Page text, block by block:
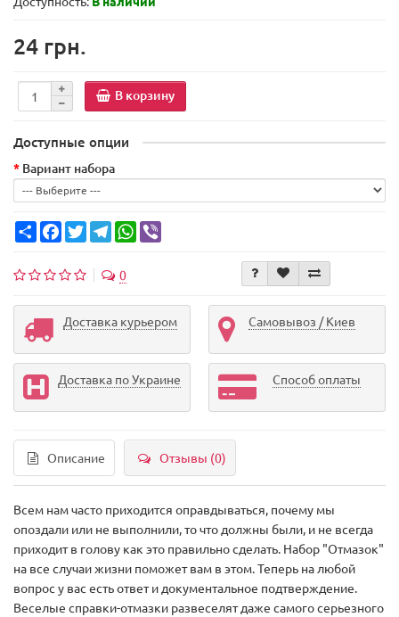
24 грн.
В корзину
Доступные опции
Вариант набора
Share FacebookTwitterTelegramWhatsApp
0
Доставка курьером Самовывоз / Киев
Доставка по Украине Способ оплаты
Описание Отзывы (0)
Всем нам часто приходится оправдываться, почему мы
опоздали или не выполнили, то что должны были, и не всегда
приходит в голову как это правильно сделать. Набор "Отмазок"
на все случаи жизни поможет вам в этом. Теперь на любой
вопрос у вас есть ответ и документальное подтверждение.
Веселые справки-отмазки развеселят даже самого серьезного